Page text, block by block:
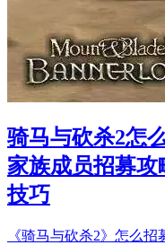
骑马与砍杀2怎
家族成员招募攻
技巧
《骑马与砍杀2》怎么